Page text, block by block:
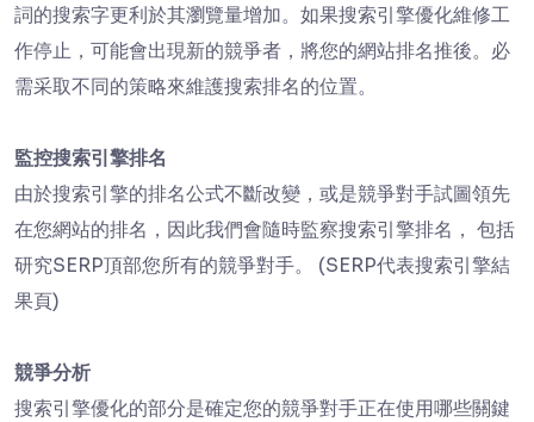
詞的搜索字更利於其瀏覽量增加。如果搜索引擎優化維修工
作停止，可能會出現新的競爭者，將您的網站排名推後。必
需采取不同的策略來維護搜索排名的位置。
監控搜索引擎排名
由於搜索引擎的排名公式不斷改變，或是競爭對手試圖領先
在您網站的排名，因此我們會隨時監察搜索引擎排名， 包括
研究SERP頂部您所有的競爭對手。 (SERP代表搜索引擎結
果頁)
競爭分析
搜索引擎優化的部分是確定您的競爭對手正在使用哪些關鍵